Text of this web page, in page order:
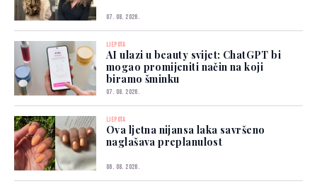
07. 08. 2026.
LJEPOTA
AI ulazi u beauty svijet: ChatGPT bi
mogao promijeniti način na koji
biramo šminku
07. 08. 2026.
LJEPOTA
Ova ljetna nijansa laka savršeno
naglašava preplanulost
06. 08. 2026.